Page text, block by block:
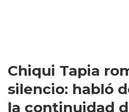
Chiqui Tapia
silencio: habló
la continuidad